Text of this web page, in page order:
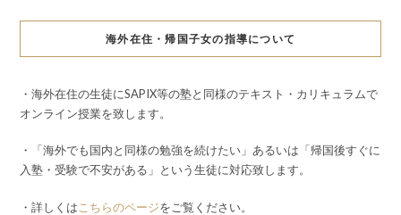
海外在住・帰国子女の指導について
・海外在住の生徒にSAPIX等の塾と同様のテキスト・カリキュラムで
オンライン授業を致します。
・「海外でも国内と同様の勉強を続けたい」あるいは「帰国後すぐに
入塾・受験で不安がある」という生徒に対応致します。
・詳しくは こちらのページをご覧ください。